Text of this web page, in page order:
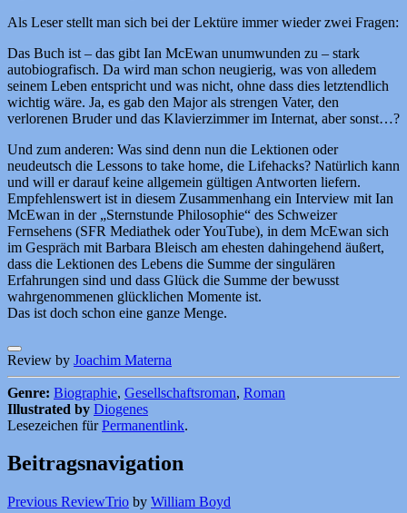
Als Leser stellt man sich bei der Lektüre immer wieder zwei Fragen:
Das Buch ist – das gibt Ian McEwan unumwunden zu – stark
autobiografisch. Da wird man schon neugierig, was von alledem
seinem Leben entspricht und was nicht, ohne dass dies letztendlich
wichtig wäre. Ja, es gab den Major als strengen Vater, den
verlorenen Bruder und das Klavierzimmer im Internat, aber sonst…?
Und zum anderen: Was sind denn nun die Lektionen oder
neudeutsch die Lessons to take home, die Lifehacks? Natürlich kann
und will er darauf keine allgemein gültigen Antworten liefern.
Empfehlenswert ist in diesem Zusammenhang ein Interview mit Ian
McEwan in der „Sternstunde Philosophie“ des Schweizer
Fernsehens (SFR Mediathek oder YouTube), in dem McEwan sich
im Gespräch mit Barbara Bleisch am ehesten dahingehend äußert,
dass die Lektionen des Lebens die Summe der singulären
Erfahrungen sind und dass Glück die Summe der bewusst
wahrgenommenen glücklichen Momente ist.
Das ist doch schon eine ganze Menge.
Review by Joachim Materna
Genre: Biographie, Gesellschaftsroman, Roman
Illustrated by Diogenes
Lesezeichen fürPermanentlink.
Beitragsnavigation
Previous ReviewTrio by William Boyd